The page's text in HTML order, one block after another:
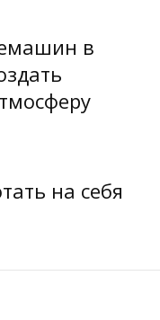
в
на себя